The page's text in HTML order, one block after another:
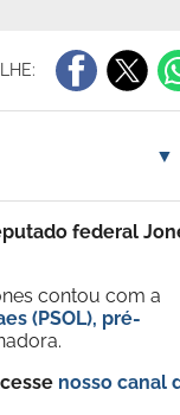
▼
federal
contou com a
(PSOL), pré-
nosso canal